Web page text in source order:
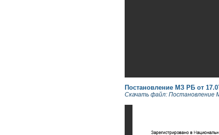
Постановление МЗ РБ от
Скачать файл: Постановление